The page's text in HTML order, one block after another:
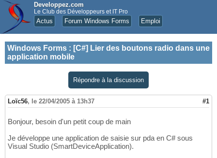
Developpez.com
Le Club des Développeurs et IT Pro
Actus Forum Windows Forms Emploi
Windows Forms : [C#] Lier des boutons radio dans une
application mobile
Répondre à la discussion
Loïc56, le 22/04/2005 à 13h37 #1
Bonjour, besoin d'un petit coup de main
Je développe une application de saisie sur pda en C# sous
Visual Studio (SmartDeviceApplication).